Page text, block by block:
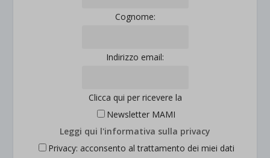
Cognome:
Indirizzo email:
Clicca qui per ricevere la
Newsletter MAMI
Leggi qui l'informativa sulla privacy
Privacy: acconsento al trattamento dei miei dati